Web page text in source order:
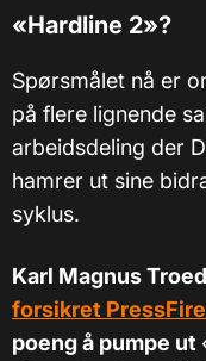
«Hardline 2»?
Spørsmålet nå er
på flere lignende
arbeidsdeling der
hamrer ut sine
syklus.
Karl Magnus
forsikret
poeng å pumpe ut